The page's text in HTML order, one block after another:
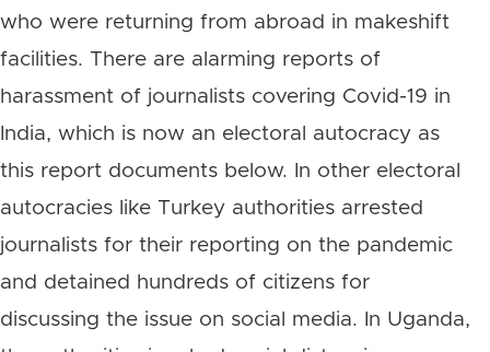
who were returning from abroad in makeshift
facilities. There are alarming reports of
harassment of journalists covering Covid-19 in
India, which is now an electoral autocracy as
this report documents below. In other electoral
autocracies like Turkey authorities arrested
journalists for their reporting on the pandemic
and detained hundreds of citizens for
discussing the issue on social media. In Uganda,